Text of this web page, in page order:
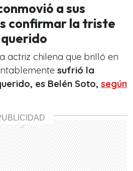
a sus
confirmar la triste
actriz chilena que brilló en
sufrió la
es Belén Soto, según